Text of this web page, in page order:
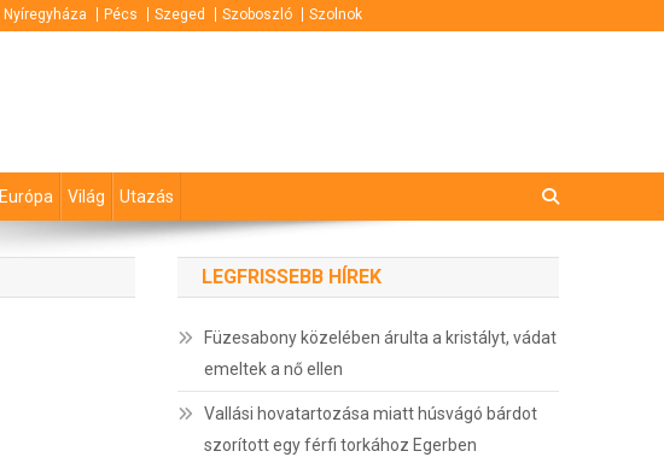
Nyíregyháza Pécs Szeged Szoboszló Szolnok
Európa Világ Utazás
LEGFRISSEBB HÍREK
Füzesabony közelében árulta a kristályt, vádat
emeltek a nő ellen
Vallási hovatartozása miatt húsvágó bárdot
szorított egy férfi torkához Egerben